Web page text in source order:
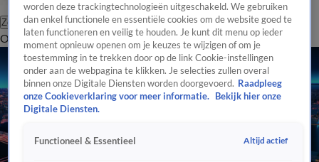
Zoeken
OverzichtRegioUitzendingenWeerTip de redactiePanelVideo's
worden deze trackingtechnologieën uitgeschakeld. We gebruiken
dan enkel functionele en essentiële cookies om de website goed te
laten functioneren en veilig te houden. Je kunt dit menu op ieder
moment opnieuw openen om je keuzes te wijzigen of om je
toestemming in te trekken door op de link Cookie-instellingen
onder aan de webpagina te klikken. Je selecties zullen overal
binnen onze Digitale Diensten worden doorgevoerd. Raadpleeg
onze Cookieverklaring voor meer informatie.
Bekijk hier onze
Digitale Diensten.
Functioneel & Essentieel Altijd actief